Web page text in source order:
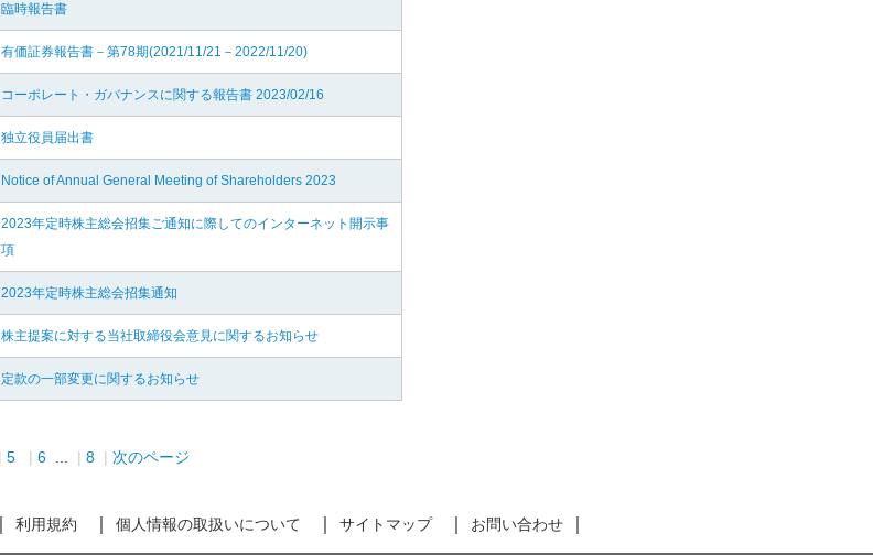
臨時報告書
有価証券報告書－第78期(2021/11/21－2022/11/20)
コーポレート・ガバナンスに関する報告書 2023/02/16
独立役員届出書
Notice of Annual General Meeting of Shareholders 2023
2023年定時株主総会招集ご通知に際してのインターネット開示事
項
2023年定時株主総会招集通知
株主提案に対する当社取締役会意見に関するお知らせ
定款の一部変更に関するお知らせ
5 6 8 次のページ
利用規約 個人情報の取扱いについて サイトマップ お問い合わせ